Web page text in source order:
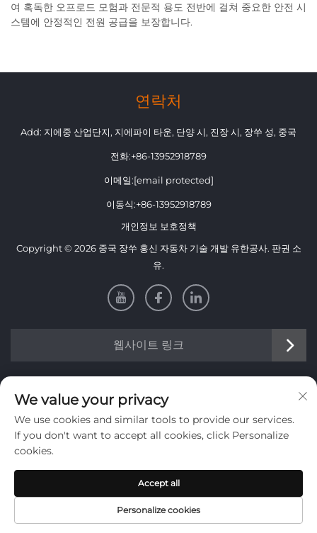
여 혹독한 오프로드 모험과 전문적 용도 전반에 걸쳐 중요한 안전 시
스템에 안정적인 전원 공급을 보장합니다.
연락처
Add: 지에중 산업단지, 지에파이 타운, 단양 시, 진장 시, 장쑤 성, 중국
전화:+86-13952918789
이메일:[email protected]
이동식:+86-13952918789
개인정보 보호정책
Copyright © 2026 중국 장쑤 홍신 자동차 기술 개발 유한공사. 판권 소
유.
웹사이트 링크
주간 뉴스레터를 받으려면 가입하세요
제출
We value your privacy
We use cookies and similar tools to provide our services.
If you don't want to accept all cookies, click Personalize
cookies.
Personalize cookies
Accept all